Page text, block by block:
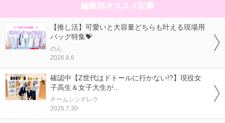
編集部オススメ記事
【推し活】可愛いと大容量どちらも叶える現場用
バッグ特集💝
のん
2026.8.6
確認中【Z世代はドトールに行かない!?】現役女
子高生＆女子大生が...
チームシンデレラ
2026.7.30